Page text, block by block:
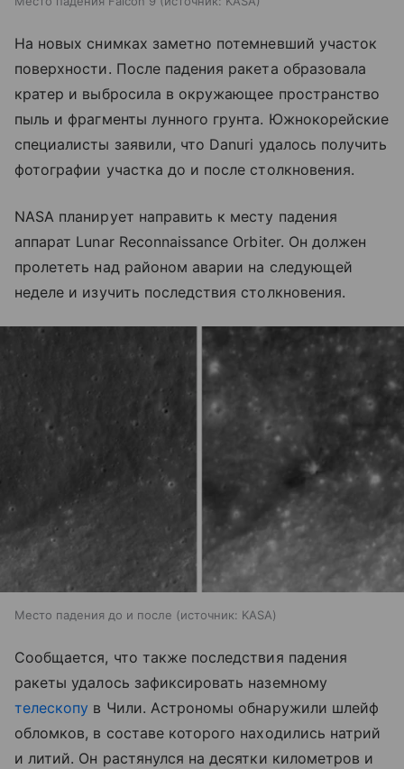
На новых снимках заметно потемневший участок
поверхности. После падения ракета образовала
кратер и выбросила в окружающее пространство
пыль и фрагменты лунного грунта. Южнокорейские
специалисты заявили, что Danuri удалось получить
фотографии участка до и после столкновения.
NASA планирует направить к месту падения
аппарат Lunar Reconnaissance Orbiter. Он должен
пролететь над районом аварии на следующей
неделе и изучить последствия столкновения.
Место падения до и после источник: KASA
Сообщается, что также последствия падения
ракеты удалось зафиксировать наземному
телескопу в Чили. Астрономы обнаружили шлейф
обломков, в составе которого находились натрий
и литий. Он растянулся на десятки километров и